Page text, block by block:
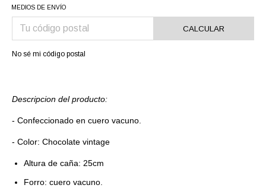
MEDIOS DE ENVÍO
CALCULAR
No sé mi código postal
Descripcion del producto:
- Confeccionado en cuero vacuno.
- Color: Chocolate vintage
Altura de caña: 25cm
Forro: cuero vacuno.